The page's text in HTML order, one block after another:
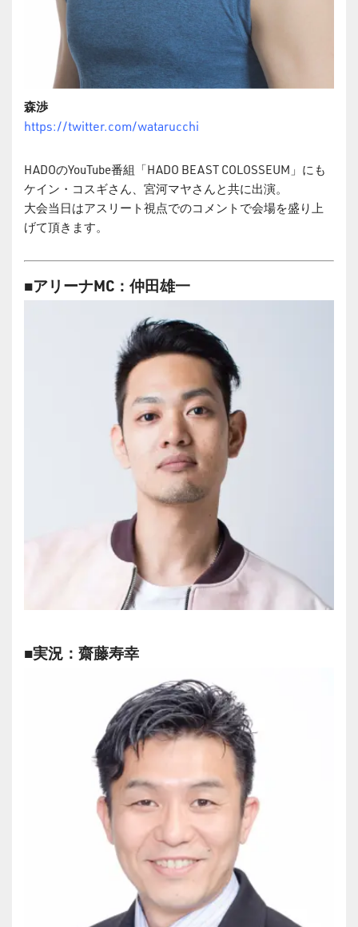
森渉
https://twitter.com/watarucchi
HADOのYouTube番組「HADO BEAST COLOSSEUM」にも
ケイン・コスギさん、宮河マヤさんと共に出演。
大会当日はアスリート視点でのコメントで会場を盛り上
げて頂きます。
■アリーナMC：仲田雄一
■実況：齋藤寿幸